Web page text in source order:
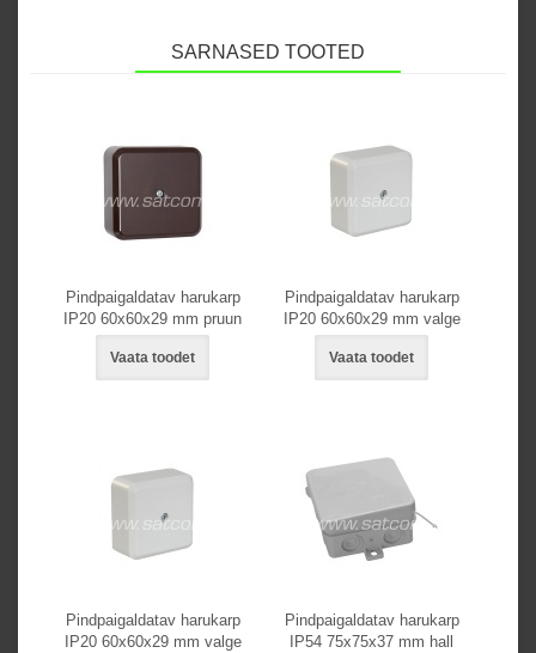
SARNASED TOOTED
Pindpaigaldatav harukarp
IP20 60x60x29 mm pruun
Vaata toodet
Pindpaigaldatav harukarp
IP20 60x60x29 mm valge
Vaata toodet
Pindpaigaldatav harukarp
IP20 60x60x29 mm valge
Pindpaigaldatav harukarp
IP54 75x75x37 mm hall